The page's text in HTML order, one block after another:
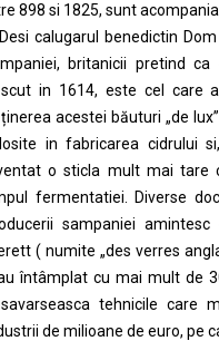
898 si 1825, sunt
calugarul benedictin
britanicii pretind
in 1614, este cel care
acestei băuturi „de
in fabricarea cidrului
o sticla mult mai tare
fermentatiei. Diverse
sampaniei
( numite „des verres
întâmplat cu mai mult de
tehnicile care
de milioane de euro, pe